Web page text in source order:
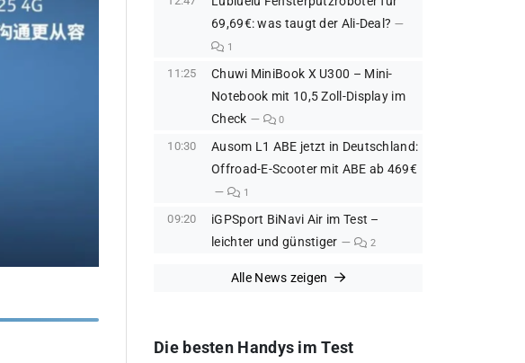
69,69€: was taugt der Ali-Deal?
1
11:25
Chuwi MiniBook X U300 – Mini-
Notebook mit 10,5 Zoll-Display im
Check
0
10:30
Ausom L1 ABE jetzt in Deutschland:
Offroad-E-Scooter mit ABE ab 469€
1
09:20
iGPSport BiNavi Air im Test –
leichter und günstiger
2
Alle News zeigen
Die besten Handys im Test